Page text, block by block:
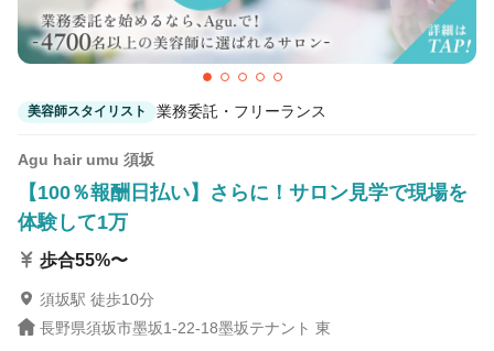
雇用形態
正社員 契約社員・パート
業務委託・フリーランス
詳細条件
美容師スタイリスト 業務委託・フリーランス
Agu hair umu 須坂
【100％報酬日払い】さらに！サロン見学で現場を
体験して1万
歩合55%〜
須坂駅 徒歩10分
長野県須坂市墨坂1-22-18墨坂テナント 東